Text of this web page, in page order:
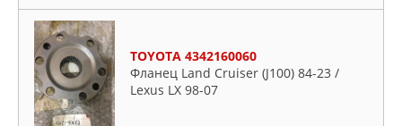
IVECO
JIKIU
KAP
KIA
LAND ROVER
Infiniti
KIA
Lexus
Mazda
Mercedes
TOYOTA 4342160060
Фланец Land Cruiser (J100) 84-23 /
Lexus LX 98-07